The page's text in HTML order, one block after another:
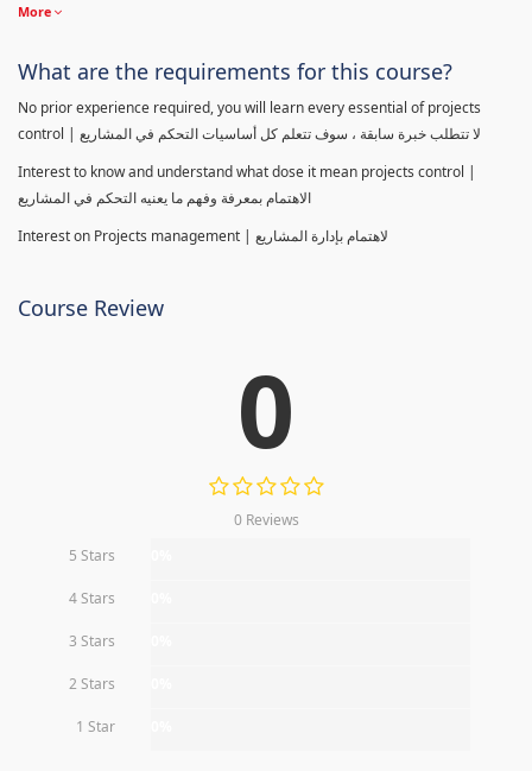
More
What are the requirements for this course?
No prior experience required, you will learn every essential of projects
control | لا تتطلب خبرة سابقة ، سوف تتعلم كل أساسيات التحكم في المشاريع
Interest to know and understand what dose it mean projects control |
الاهتمام بمعرفة وفهم ما يعنيه التحكم في المشاريع
Interest on Projects management | لاهتمام بإدارة المشاريع
Course Review
0
0 Reviews
5 Stars
4 Stars
3 Stars
2 Stars
1 Star